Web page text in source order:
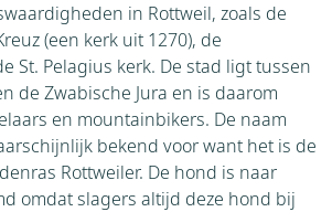
in Rottweil, zoals de
(een kerk uit 1270), de
St. Pelagius kerk. De stad ligt tussen
de Zwabische Jura en is daarom
en mountainbikers. De naam
bekend voor want het is de
Rottweiler. De hond is naar
omdat slagers altijd deze hond bij